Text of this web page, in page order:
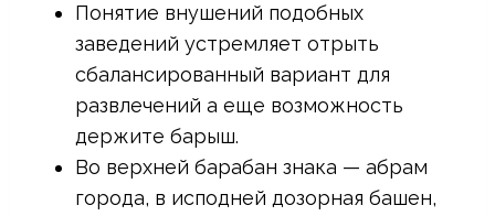
Понятие внушений подобных
заведений устремляет отрыть
сбалансированный вариант для
развлечений а еще возможность
держите барыш.
Во верхней барабан знака — абрам
города, в исподней дозорная башен,